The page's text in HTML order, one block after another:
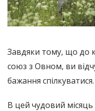
Завдяки тому, що до
союз з Овном, ви
бажання спілкуватися.
В цей чудовий